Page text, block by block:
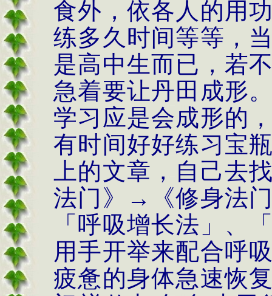
食外，依各人的用
练多久时间等等，
是高中生而已，若
急着要让丹田成形
学习应是会成形的
有时间好好练习宝
上的文章，自己去
法门》→《修身法
「呼吸增长法」、
用手开举来配合呼
疲惫的身体急速恢